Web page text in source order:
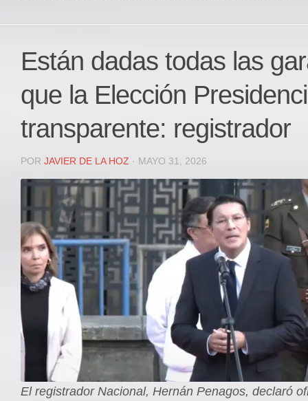
Politica
Deportes
JUDICIAL
REGIONAL
DEPARTAMENTAL
Internacional
OPINIÓN
Contactenos
facebook
Twitter
Instagram
Registro ISSN: 2711-3299
Están dadas todas las
que la Elección
transparente: registrador
POR JAVIER DE LA HOZ · MAYO 31, 2026
El registrador Nacional, Hernán Penagos, declaró